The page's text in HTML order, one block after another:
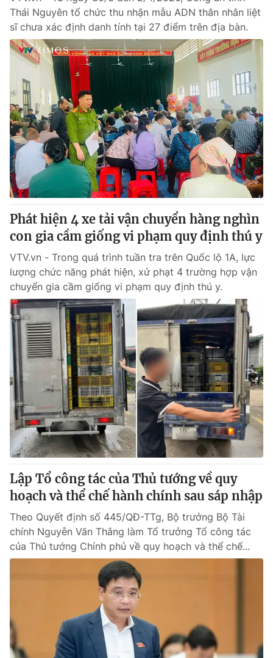
Thái Nguyên tổ chức thu nhận mẫu ADN thân nhân liệt
sĩ chưa xác định danh tính tại 27 điểm trên địa bàn.
Phát hiện 4 xe tải vận chuyển hàng nghìn
con gia cầm giống vi phạm quy định thú y
VTV.vn - Trong quá trình tuần tra trên Quốc lộ 1A, lực
lượng chức năng phát hiện, xử phạt 4 trường hợp vận
chuyển gia cầm giống vi phạm quy định thú y.
Lập Tổ công tác của Thủ tướng về quy
hoạch và thể chế hành chính sau sáp nhập
Theo Quyết định số 445/QĐ-TTg, Bộ trưởng Bộ Tài
chính Nguyễn Văn Thắng làm Tổ trưởng Tổ công tác
của Thủ tướng Chính phủ về quy hoạch và thể chế...